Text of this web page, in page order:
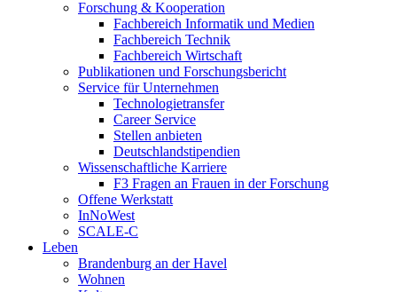
Forschung & Kooperation
Fachbereich Informatik und Medien
Fachbereich Technik
Fachbereich Wirtschaft
Publikationen und Forschungsbericht
Service für Unternehmen
Technologietransfer
Career Service
Stellen anbieten
Deutschlandstipendien
Wissenschaftliche Karriere
F3 Fragen an Frauen in der Forschung
Offene Werkstatt
InNoWest
SCALE-C
Leben
Brandenburg an der Havel
Wohnen